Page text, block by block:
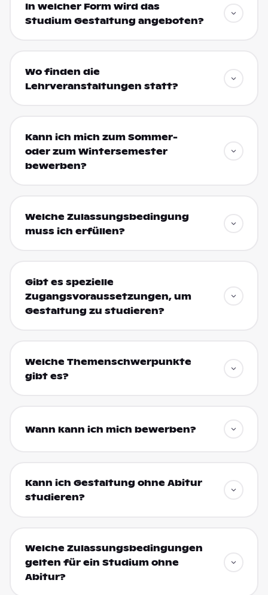
In welcher Form wird das
Studium Gestaltung angeboten?
Wo finden die
Lehrveranstaltungen statt?
Kann ich mich zum Sommer-
oder zum Wintersemester
bewerben?
Welche Zulassungsbedingung
muss ich erfüllen?
Gibt es spezielle
Zugangsvoraussetzungen, um
Gestaltung zu studieren?
Welche Themenschwerpunkte
gibt es?
Wann kann ich mich bewerben?
Kann ich Gestaltung ohne Abitur
studieren?
Welche Zulassungsbedingungen
gelten für ein Studium ohne
Abitur?